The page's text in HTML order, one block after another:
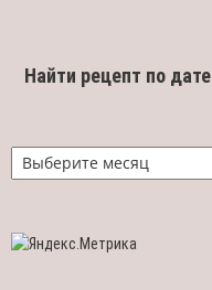
Найти рецепт по дате
Найти
рецепт